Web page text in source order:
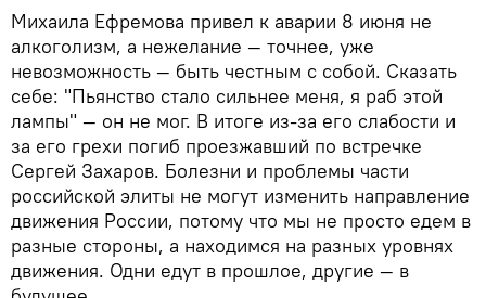
Михаила Ефремова привел к аварии 8 июня не
алкоголизм, а нежелание — точнее, уже
невозможность — быть честным с собой. Сказать
себе: "Пьянство стало сильнее меня, я раб этой
лампы" — он не мог. В итоге из-за его слабости и
за его грехи погиб проезжавший по встречке
Сергей Захаров. Болезни и проблемы части
российской элиты не могут изменить направление
движения России, потому что мы не просто едем в
разные стороны, а находимся на разных уровнях
движения. Одни едут в прошлое, другие — в